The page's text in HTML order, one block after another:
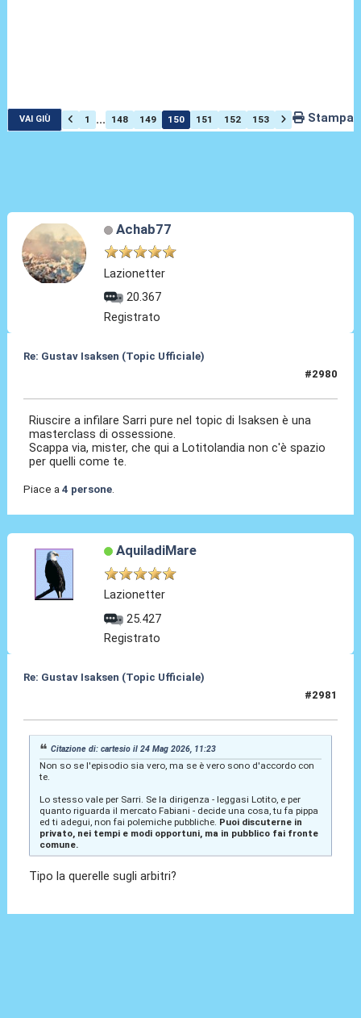
VAI GIÙ 1 ... 148 149 150 151 152 153 Stampa
Achab77
Lazionetter
20.367
Registrato
Re: Gustav Isaksen (Topic Ufficiale)
#2980
Riuscire a infilare Sarri pure nel topic di Isaksen è una
masterclass di ossessione.
Scappa via, mister, che qui a Lotitolandia non c'è spazio
per quelli come te.
Piace a 4 persone.
AquiladiMare
Lazionetter
25.427
Registrato
Re: Gustav Isaksen (Topic Ufficiale)
#2981
Citazione di: cartesio il 24 Mag 2026, 11:23
Non so se l'episodio sia vero, ma se è vero sono d'accordo con
te.
Lo stesso vale per Sarri. Se la dirigenza - leggasi Lotito, e per
quanto riguarda il mercato Fabiani - decide una cosa, tu fa pippa
ed ti adegui, non fai polemiche pubbliche. Puoi discuterne in
privato, nei tempi e modi opportuni, ma in pubblico fai fronte
comune.
Tipo la querelle sugli arbitri?